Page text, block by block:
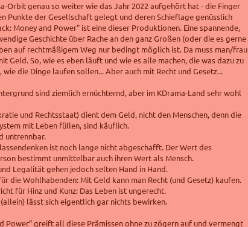
Orbit genau so weiter wie das Jahr 2022 aufgehört hat - die Finger
Punkte der Gesellschaft gelegt und deren Schieflage genüsslich
Money and Power" ist eine dieser Produktionen. Eine spannende,
Geschichte über Rache an den ganz Großen (oder die es gerne
auf rechtmäßigem Weg nur bedingt möglich ist. Da muss man/frau
Geld. So, wie es eben läuft und wie es alle machen, die was dazu zu
die Dinge laufen sollen... Aber auch mit Recht und Gesetz...
sind ziemlich ernüchternd, aber im KDrama-Land sehr wohl
und Rechtsstaat)dient dem Geld, nicht den Menschen, denn die
mit Leben füllen, sind käuflich.
untrennbar.
ist noch lange nicht abgeschafft. Der Wert des
bestimmt unmittelbar auch ihren Wert als Mensch.
Legalität gehen jedoch selten Hand in Hand.
die Wohlhabenden: Mit Geld kann man Recht (und Gesetz) kaufen.
für Hinz und Kunz: Das Leben ist ungerecht.
lässt sich eigentlich gar nichts bewirken.
Power” greift all diese Prämissen ohne zu zögern auf und vermengt